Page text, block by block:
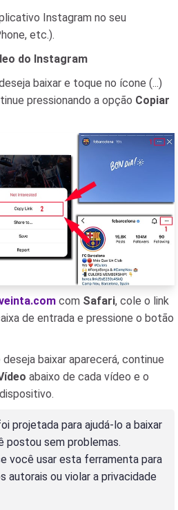
Instagram no seu
etc.).
do Instagram
baixar e toque no ícone (...)
pressionando a opção Copiar
com Safari, cole o link
de entrada e pressione o botão
baixar aparecerá, continue
abaixo de cada vídeo e o
projetada para ajudá-lo a baixar
postou sem problemas.
você usar esta ferramenta para
autorais ou violar a privacidade